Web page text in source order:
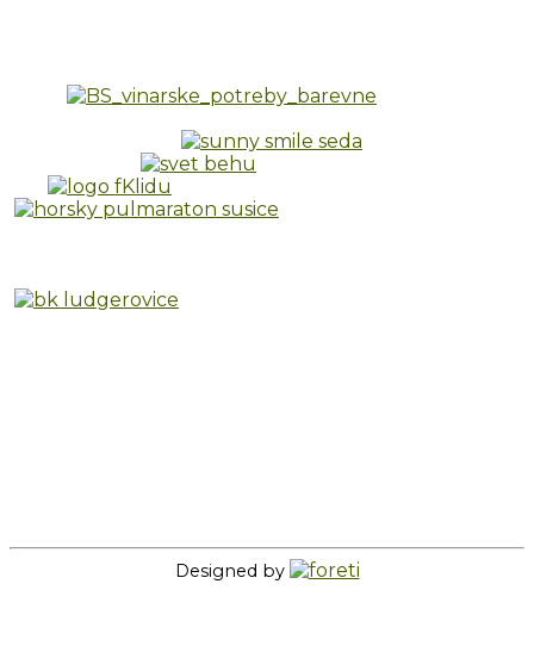
Designed by